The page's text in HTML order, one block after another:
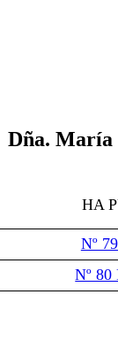
Dña. María
HA
Nº
Nº